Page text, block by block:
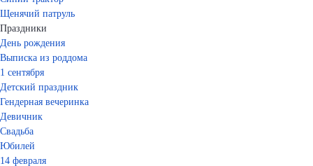
Щенячий патруль
Праздники
День рождения
Выписка из роддома
1 сентября
Детский праздник
Гендерная вечеринка
Девичник
Свадьба
Юбилей
14 февраля